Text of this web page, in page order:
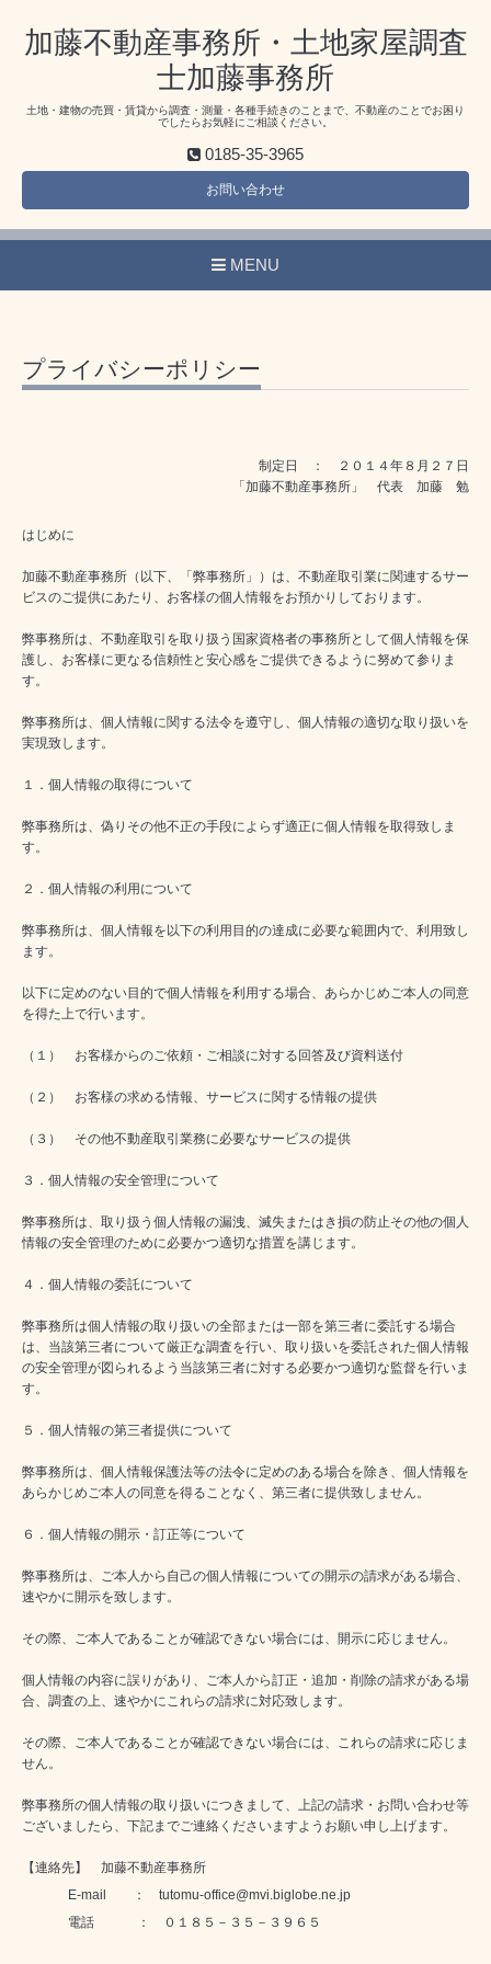
加藤不動産事務所・土地家屋調査
士加藤事務所
土地・建物の売買・賃貸から調査・測量・各種手続きのことまで、不動産のことでお困り
でしたらお気軽にご相談ください。
0185-35-3965
お問い合わせ
MENU
プライバシーポリシー
制定日 ： ２０１４年８月２７日
「加藤不動産事務所」 代表 加藤 勉
はじめに
加藤不動産事務所（以下、「弊事務所」）は、不動産取引業に関連するサー
ビスのご提供にあたり、お客様の個人情報をお預かりしております。
弊事務所は、不動産取引を取り扱う国家資格者の事務所として個人情報を保
護し、お客様に更なる信頼性と安心感をご提供できるように努めて参りま
す。
弊事務所は、個人情報に関する法令を遵守し、個人情報の適切な取り扱いを
実現致します。
１．個人情報の取得について
弊事務所は、偽りその他不正の手段によらず適正に個人情報を取得致しま
す。
２．個人情報の利用について
弊事務所は、個人情報を以下の利用目的の達成に必要な範囲内で、利用致し
ます。
以下に定めのない目的で個人情報を利用する場合、あらかじめご本人の同意
を得た上で行います。
（１） お客様からのご依頼・ご相談に対する回答及び資料送付
（２） お客様の求める情報、サービスに関する情報の提供
（３） その他不動産取引業務に必要なサービスの提供
３．個人情報の安全管理について
弊事務所は、取り扱う個人情報の漏洩、滅失またはき損の防止その他の個人
情報の安全管理のために必要かつ適切な措置を講じます。
４．個人情報の委託について
弊事務所は個人情報の取り扱いの全部または一部を第三者に委託する場合
は、当該第三者について厳正な調査を行い、取り扱いを委託された個人情報
の安全管理が図られるよう当該第三者に対する必要かつ適切な監督を行いま
す。
５．個人情報の第三者提供について
弊事務所は、個人情報保護法等の法令に定めのある場合を除き、個人情報を
あらかじめご本人の同意を得ることなく、第三者に提供致しません。
６．個人情報の開示・訂正等について
弊事務所は、ご本人から自己の個人情報についての開示の請求がある場合、
速やかに開示を致します。
その際、ご本人であることが確認できない場合には、開示に応じません。
個人情報の内容に誤りがあり、ご本人から訂正・追加・削除の請求がある場
合、調査の上、速やかにこれらの請求に対応致します。
その際、ご本人であることが確認できない場合には、これらの請求に応じま
せん。
弊事務所の個人情報の取り扱いにつきまして、上記の請求・お問い合わせ等
ございましたら、下記までご連絡くださいますようお願い申し上げます。
【連絡先】 加藤不動産事務所
E-mail ： tutomu-office@mvi.biglobe.ne.jp
電話 ： ０１８５－３５－３９６５